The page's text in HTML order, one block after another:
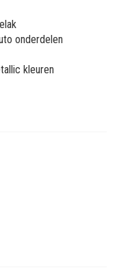
onderdelen
kleuren